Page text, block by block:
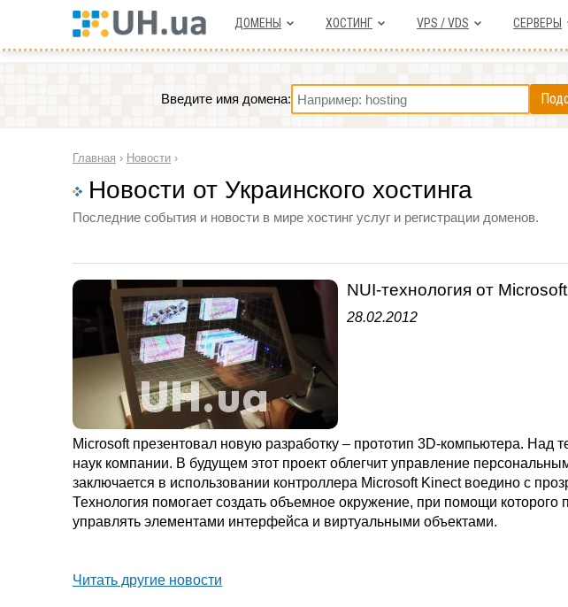
ДОМЕНЫ ХОСТИНГ VPS / VDS СЕРВЕРЫ
Введите имя домена:
Главная › Новости ›
Новости от Украинского хостинга
Последние события и новости в мире хостинг услуг и регистрации доменов.
NUI-технология от Microsoft
28.02.2012
Microsoft презентовал новую разработку – прототип 3D-компьютера. Над
наук компании. В будущем этот проект облегчит управление
заключается в использовании контроллера Microsoft Kinect воедино с
Технология помогает создать объемное окружение, при помощи которого
управлять элементами интерфейса и виртуальными объектами.
Читать другие новости